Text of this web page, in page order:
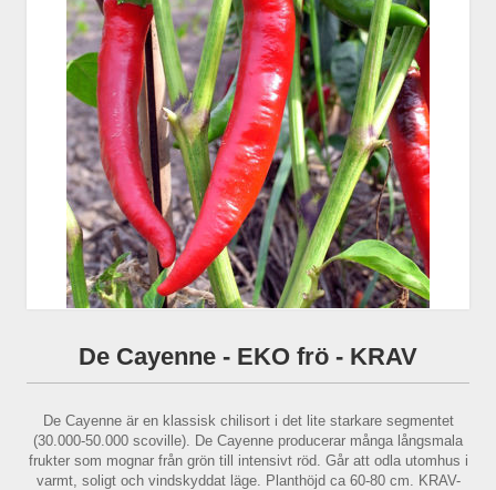
De Cayenne - EKO frö - KRAV
De Cayenne är en klassisk chilisort i det lite starkare segmentet
(30.000-50.000 scoville). De Cayenne producerar många långsmala
frukter som mognar från grön till intensivt röd. Går att odla utomhus i
varmt, soligt och vindskyddat läge. Planthöjd ca 60-80 cm. KRAV-